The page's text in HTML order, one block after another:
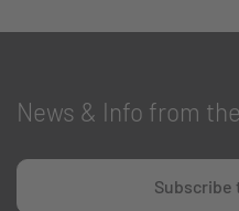
News & Info from